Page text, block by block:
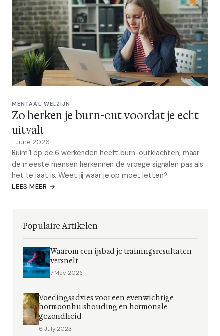
MENTAAL WELZIJN
Zo herken je burn-out voordat je echt
uitvalt
1 June 2026
Ruim 1 op de 6 werkenden heeft burn-outklachten, maar
de meeste mensen herkennen de vroege signalen pas als
het te laat is. Weet jij waar je op moet letten?
LEES MEER →
Populaire Artikelen
Waarom een ijsbad je trainingsresultaten
versnelt
7 May 2026
Voedingsadvies voor een evenwichtige
hormoonhuishouding en hormonale
gezondheid
6 July 2023